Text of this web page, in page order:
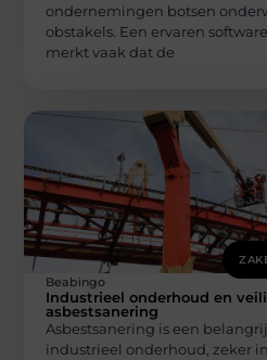
ondernemingen botsen
obstakels. Een ervaren
merkt vaak dat de
Beabingo
Industrieel onderhoud en
asbestsanering
Asbestsanering is een
industrieel onderhoud, zeker